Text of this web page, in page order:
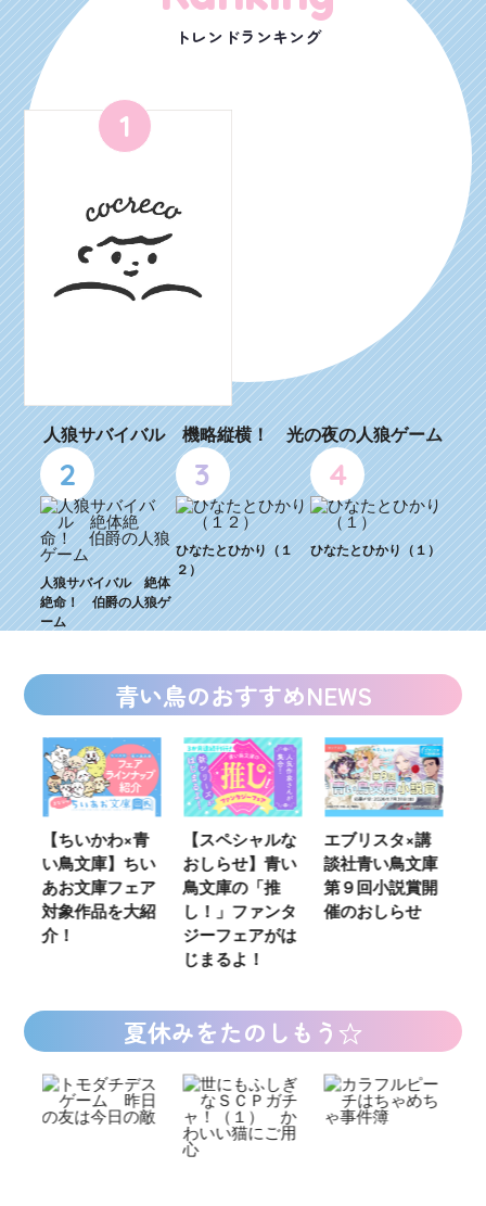
トレンドランキング
1
人狼サバイバル 機略縦横！ 光の夜の人狼ゲーム
2
人狼サバイバル 絶体
絶命！ 伯爵の人狼ゲ
ーム
3
ひなたとひかり（１
２）
4
ひなたとひかり（１）
青い鳥のおすすめNEWS
【ちいかわ×青
い鳥文庫】ちい
あお文庫フェア
対象作品を大紹
介！
【スペシャルな
おしらせ】青い
鳥文庫の「推
し！」ファンタ
ジーフェアがは
じまるよ！
エブリスタ×講
談社青い鳥文庫
第９回小説賞開
催のおしらせ
夏休みをたのしもう☆